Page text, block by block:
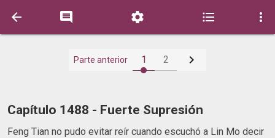
    
Parte anterior 1 2 
Capítulo 1488 - Fuerte Supresión
Feng Tian no pudo evitar reír cuando escuchó a Lin Mo decir